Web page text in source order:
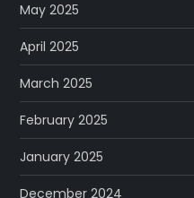
May 2025
April 2025
March 2025
February 2025
January 2025
December 2024